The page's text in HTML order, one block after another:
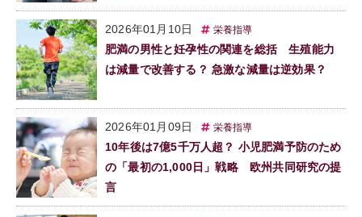
2026年01月10日 栄養指導
肥満の男性と妊孕性の関連を総括 生殖能力
は減量で改善する？ 急激な減量は逆効果？
2026年01月09日 栄養指導
10年後は7億5千万人超？ 小児肥満予防のため
の「最初の1,000日」戦略 欧州共同研究の提
言